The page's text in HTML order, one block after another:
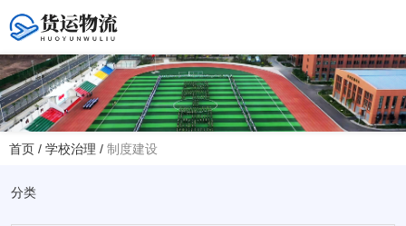
您好！欢迎访问赤峰大学附属中学官方网站！
首页 / 学校治理 / 制度建设
分类